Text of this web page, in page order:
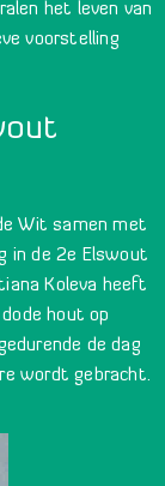
het leven van
voorstelling
Wit samen met
in de 2e Elswout
Koleva heeft
hout op
de dag
wordt gebracht.